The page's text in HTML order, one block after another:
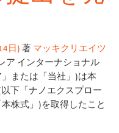
日)著マッキクリエイツ
ア インターナショナル
」または「当社」)は本
下「ナノエクスプロー
株式」)を取得したこと